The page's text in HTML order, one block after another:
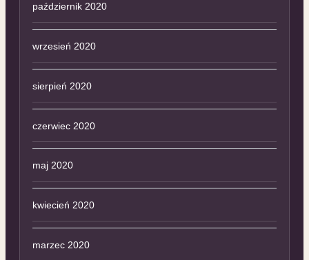
październik 2020
wrzesień 2020
sierpień 2020
czerwiec 2020
maj 2020
kwiecień 2020
marzec 2020